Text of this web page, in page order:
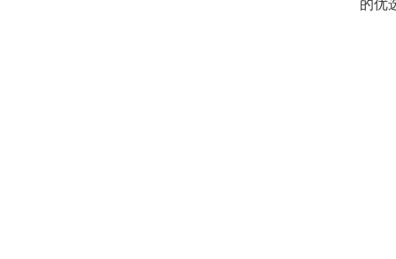
的优